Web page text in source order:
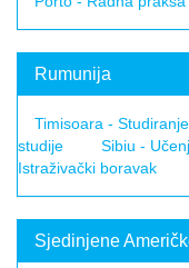
Rumunija
Timisoara -
studije
Sibiu -
Istraživački boravak
Sjedinjene